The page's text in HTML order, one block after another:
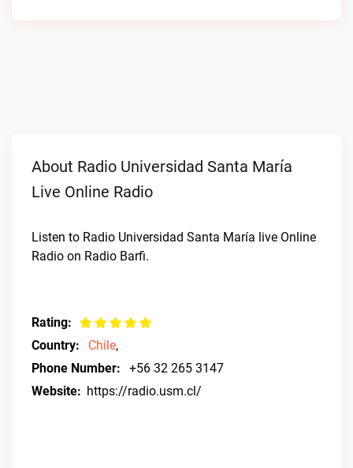
About Radio Universidad Santa María
Live Online Radio
Listen to Radio Universidad Santa María live Online
Radio on Radio Barfi.
Rating:
Country:
Chile,
Phone Number:
+56 32 265 3147
Website: https://radio.usm.cl/